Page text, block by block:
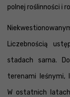
polnej roślinności i
Liczebnością
stadach sarna.
terenami leśnymi,
W ostatnich